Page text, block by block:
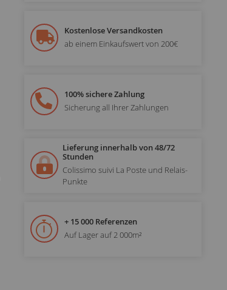
Kostenlose Versandkosten
ab einem Einkaufswert von 200€
100% sichere Zahlung
Sicherung all Ihrer Zahlungen
Lieferung innerhalb von 48/72
Stunden
Colissimo suivi La Poste und Relais-
Punkte
+ 15 000 Referenzen
Auf Lager auf 2 000m²